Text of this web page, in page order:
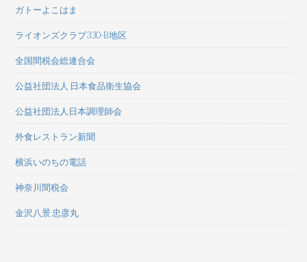
ガトーよこはま
ライオンズクラブ330-B地区
全国間税会総連合会
公益社団法人 日本食品衛生協会
公益社団法人日本調理師会
外食レストラン新聞
横浜いのちの電話
神奈川間税会
金沢八景 忠彦丸